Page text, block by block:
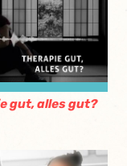
gut, alles gut?